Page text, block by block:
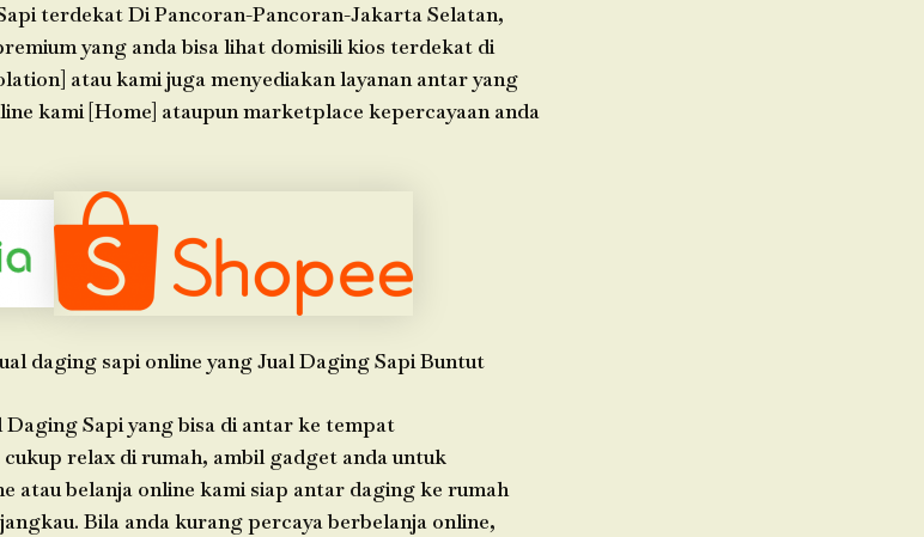
terdekat Di Pancoran-Pancoran-Jakarta Selatan,
yang anda bisa lihat domisili kios terdekat di
atau kami juga menyediakan layanan antar yang
kami [Home] ataupun marketplace kepercayaan anda
daging sapi online yang Jual Daging Sapi Buntut
Sapi yang bisa di antar ke tempat
relax di rumah, ambil gadget anda untuk
atau belanja online kami siap antar daging ke rumah
Bila anda kurang percaya berbelanja online,